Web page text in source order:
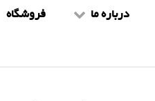
درباره ما
شرایط و ضوابط
فروشگاه